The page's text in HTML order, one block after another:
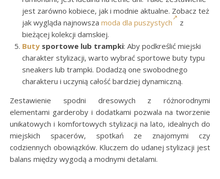
jest zarówno kobiece, jak i modnie aktualne. Zobacz też
jak wygląda najnowsza moda dla puszystych
z
bieżącej kolekcji damskiej.
Buty sportowe lub trampki: Aby podkreślić miejski
charakter stylizacji, warto wybrać sportowe buty typu
sneakers lub trampki. Dodadzą one swobodnego
charakteru i uczynią całość bardziej dynamiczną.
Zestawienie spodni dresowych z różnorodnymi
elementami garderoby i dodatkami pozwala na tworzenie
unikatowych i komfortowych stylizacji na lato, idealnych do
miejskich spacerów, spotkań ze znajomymi czy
codziennych obowiązków. Kluczem do udanej stylizacji jest
balans między wygodą a modnymi detalami.